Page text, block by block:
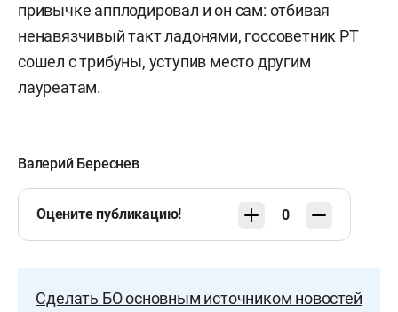
привычке апплодировал и он сам: отбивая
ненавязчивый такт ладонями, госсоветник РТ
сошел с трибуны, уступив место другим
лауреатам.
Валерий Береснев
Оцените публикацию! 0
Сделать БО основным источником новостей